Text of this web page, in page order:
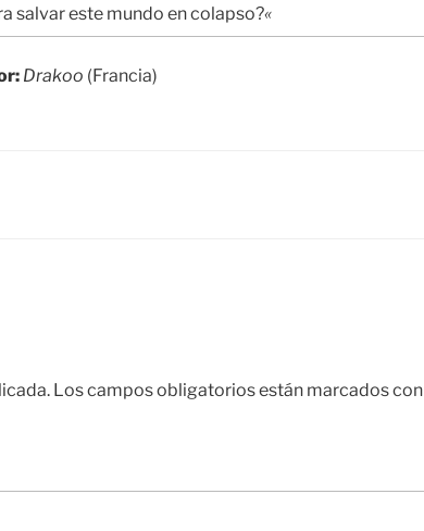
salvar este mundo en colapso?«
Drakoo (Francia)
Los campos obligatorios están marcados con